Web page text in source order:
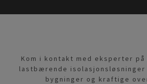
Kom i kontakt med eksperter
lastbærende
bygninger og kraftige